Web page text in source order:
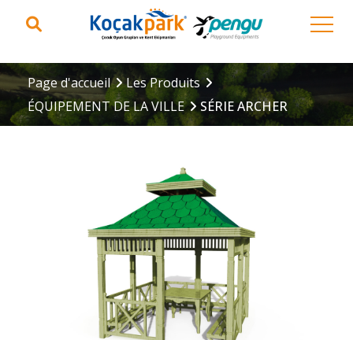
Page d'accueil
Les Produits
ÉQUIPEMENT DE LA VILLE
SÉRIE ARCHER